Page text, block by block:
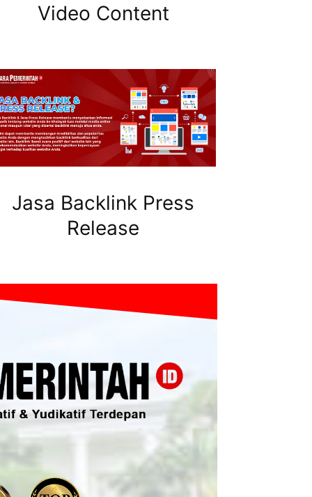
Video Content
Jasa Backlink Press
Release